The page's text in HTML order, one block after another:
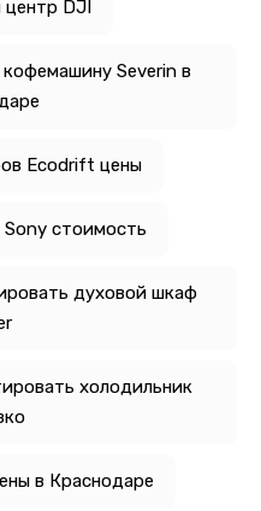
DJI
Severin в
Ecodrift цены
стоимость
духовой шкаф
холодильник
в Краснодаре